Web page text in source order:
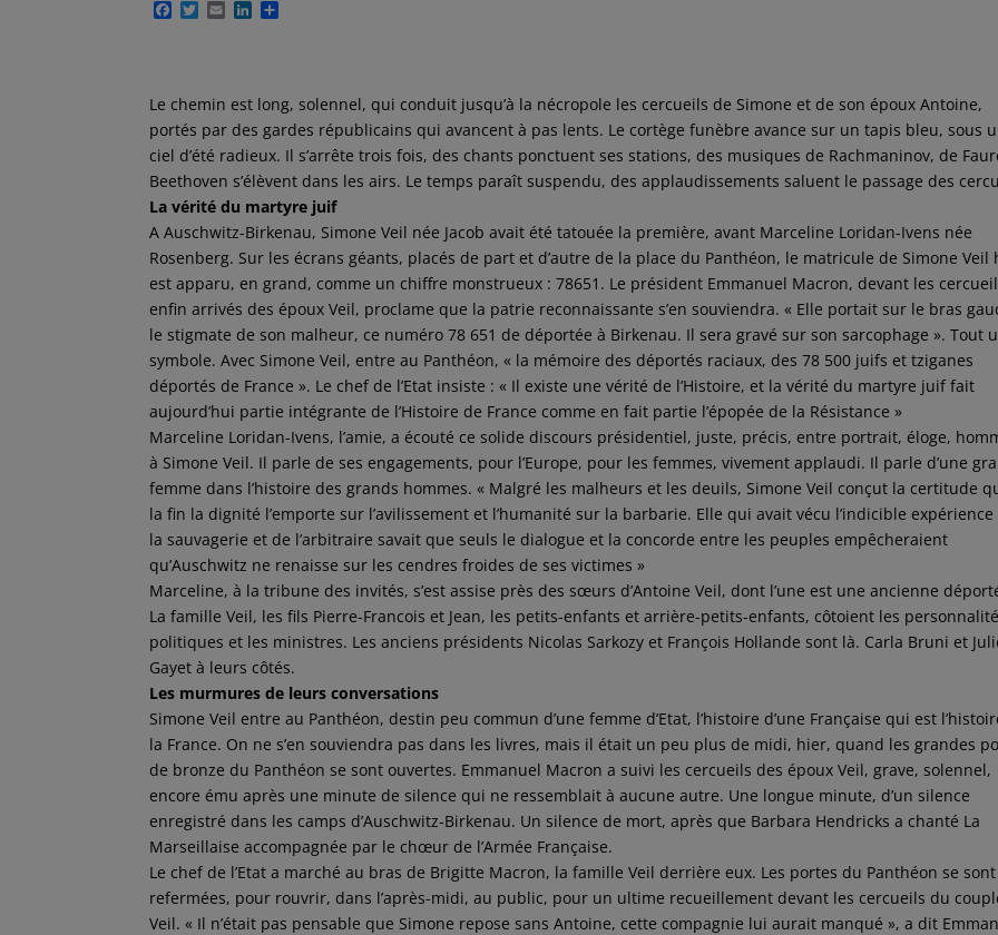
F
o
o
k
T
e
r
E L
d
I
n
g
e
r
Le chemin est long, solennel, qui conduit jusqu’à la nécropole les cercueils de Simone et de son époux Antoine,
portés par des gardes républicains qui avancent à pas lents. Le cortège funèbre avance sur un tapis bleu, sous
ciel d’été radieux. Il s’arrête trois fois, des chants ponctuent ses stations, des musiques de Rachmaninov, de
Beethoven s’élèvent dans les airs. Le temps paraît suspendu, des applaudissements saluent le passage des
La vérité du martyre juif
A Auschwitz-Birkenau, Simone Veil née Jacob avait été tatouée la première, avant Marceline Loridan-Ivens née
Rosenberg. Sur les écrans géants, placés de part et d’autre de la place du Panthéon, le matricule de Simone Veil
est apparu, en grand, comme un chiffre monstrueux : 78651. Le président Emmanuel Macron, devant les
enfin arrivés des époux Veil, proclame que la patrie reconnaissante s’en souviendra. « Elle portait sur le bras
le stigmate de son malheur, ce numéro 78 651 de déportée à Birkenau. Il sera gravé sur son sarcophage ». Tout
symbole. Avec Simone Veil, entre au Panthéon, « la mémoire des déportés raciaux, des 78 500 juifs et tziganes
déportés de France ». Le chef de l’Etat insiste : « Il existe une vérité de l’Histoire, et la vérité du martyre juif fait
aujourd’hui partie intégrante de l’Histoire de France comme en fait partie l’épopée de la Résistance »
Marceline Loridan-Ivens, l’amie, a écouté ce solide discours présidentiel, juste, précis, entre portrait, éloge,
à Simone Veil. Il parle de ses engagements, pour l’Europe, pour les femmes, vivement applaudi. Il parle d’une
femme dans l’histoire des grands hommes. « Malgré les malheurs et les deuils, Simone Veil conçut la certitude
la fin la dignité l’emporte sur l’avilissement et l’humanité sur la barbarie. Elle qui avait vécu l’indicible expérience
la sauvagerie et de l’arbitraire savait que seuls le dialogue et la concorde entre les peuples empêcheraient
qu’Auschwitz ne renaisse sur les cendres froides de ses victimes »
Marceline, à la tribune des invités, s’est assise près des sœurs d’Antoine Veil, dont l’une est une ancienne
La famille Veil, les fils Pierre-Francois et Jean, les petits-enfants et arrière-petits-enfants, côtoient les
politiques et les ministres. Les anciens présidents Nicolas Sarkozy et François Hollande sont là. Carla Bruni et
Gayet à leurs côtés.
Les murmures de leurs conversations
Simone Veil entre au Panthéon, destin peu commun d’une femme d’Etat, l’histoire d’une Française qui est
la France. On ne s’en souviendra pas dans les livres, mais il était un peu plus de midi, hier, quand les grandes
de bronze du Panthéon se sont ouvertes. Emmanuel Macron a suivi les cercueils des époux Veil, grave, solennel,
encore ému après une minute de silence qui ne ressemblait à aucune autre. Une longue minute, d’un silence
enregistré dans les camps d’Auschwitz-Birkenau. Un silence de mort, après que Barbara Hendricks a chanté La
Marseillaise accompagnée par le chœur de l’Armée Française.
Le chef de l’Etat a marché au bras de Brigitte Macron, la famille Veil derrière eux. Les portes du Panthéon se sont
refermées, pour rouvrir, dans l’après-midi, au public, pour un ultime recueillement devant les cercueils du
Veil. « Il n’était pas pensable que Simone repose sans Antoine, cette compagnie lui aurait manqué », a dit